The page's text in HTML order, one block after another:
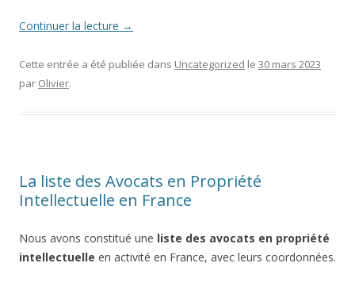
Continuer la lecture →
Cette entrée a été publiée dans Uncategorized le 30 mars 2023
par Olivier.
La liste des Avocats en Propriété
Intellectuelle en France
Nous avons constitué une liste des avocats en propriété
intellectuelle en activité en France, avec leurs coordonnées.